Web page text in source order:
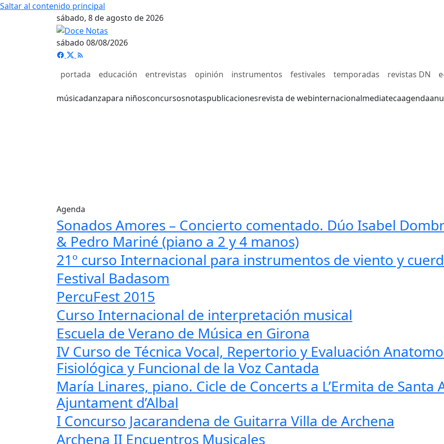
Saltar al contenido principal
sábado, 8 de agosto de 2026
sábado 08/08/2026
portada educación entrevistas opinión instrumentos festivales temporadas revistas DN
músicadanzapara niñosconcursosnotaspublicacionesrevista de webinternacionalmediatecaagenda
Agenda
Sonados Amores – Concierto comentado. Dúo Isabel
& Pedro Mariné (piano a 2 y 4 manos)
21º curso Internacional para instrumentos de viento y
Festival Badasom
PercuFest 2015
Curso Internacional de interpretación musical
Escuela de Verano de Música en Girona
IV Curso de Técnica Vocal, Repertorio y Evaluación
Fisiológica y Funcional de la Voz Cantada
María Linares, piano. Cicle de Concerts a L’Ermita de Santa
Ajuntament d’Albal
I Concurso Jacarandena de Guitarra Villa de Archena
Archena II Encuentros Musicales